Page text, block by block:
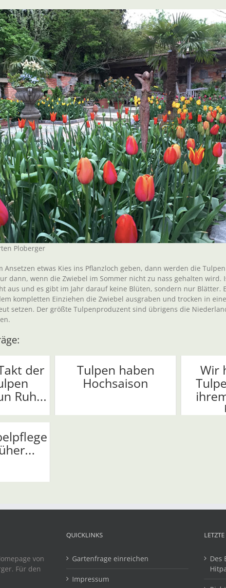
Ploberger
Ansetzen etwas Kies ins Pflanzloch geben, dann werden die
dann, wenn die Zwiebel im Sommer nicht zu nass gehalten wird.
aus und es gibt im Jahr darauf keine Blüten, sondern nur Blätter.
kompletten Einziehen die Zwiebel ausgraben und trocken in
setzen. Der größte Tulpenproduzent sind übrigens die
der
Ruh...
Tulpen haben
Hochsaison
Wir
von
Für den
QUICKLINKS
Gartenfrage einreichen
Impressum
Des